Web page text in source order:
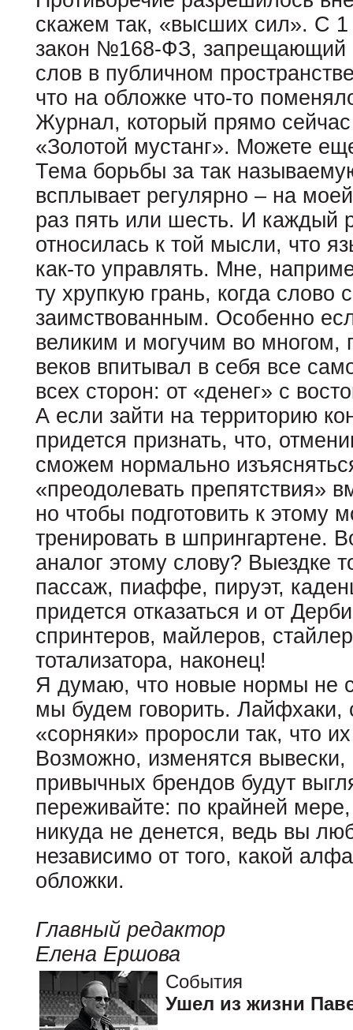
скажем так, «высших сил». С 1
закон №168-ФЗ, запрещающий
слов в публичном
что на обложке что-то
Журнал, который прямо
«Золотой мустанг». Можете
Тема борьбы за так
всплывает регулярно – на
раз пять или шесть. И каждый
относилась к той мысли, что
как-то управлять. Мне,
ту хрупкую грань, когда
заимствованным. Особенно
великим и могучим во многом,
веков впитывал в себя все
всех сторон: от «денег» с
А если зайти на территорию
придется признать, что,
сможем нормально
«преодолевать препятствия»
но чтобы подготовить к
тренировать в шпрингартене.
аналог этому слову? Выездке
пассаж, пиаффе, пируэт,
придется отказаться и от
спринтеров, майлеров,
тотализатора, наконец!
Я думаю, что новые нормы не
мы будем говорить.
«сорняки» проросли так, что
Возможно, изменятся
привычных брендов будут
переживайте: по крайней
никуда не денется, ведь вы
независимо от того, какой
обложки.
Главный редактор
Елена Ершова
События
Ушел из жизни